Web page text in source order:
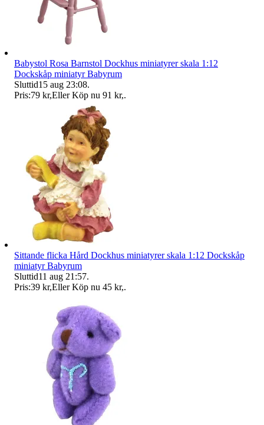
Babystol Rosa Barnstol Dockhus miniatyrer skala 1:12
Dockskåp miniatyr Babyrum
Sluttid15 aug 23:08.
Pris:79 kr,Eller Köp nu 91 kr,.
Sittande flicka Hård Dockhus miniatyrer skala 1:12 Dockskåp
miniatyr Babyrum
Sluttid11 aug 21:57.
Pris:39 kr,Eller Köp nu 45 kr,.